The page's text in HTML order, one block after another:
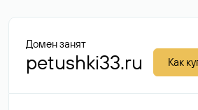
Домен занят
petushki33.ru Как